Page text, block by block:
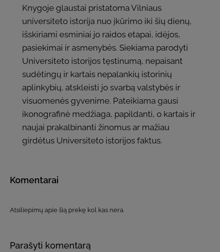
Knygoje glaustai pristatoma Vilniaus
universiteto istorija nuo įkūrimo iki šių dienų,
išskiriami esminiai jo raidos etapai, idėjos,
pasiekimai ir asmenybės. Siekiama parodyti
Universiteto istorijos tęstinumą, nepaisant
sudėtingų ir kartais nepalankių istorinių
aplinkybių, atskleisti jo svarbą valstybės ir
visuomenės gyvenime. Pateikiama gausi
ikonografinė medžiaga, papildanti, o kartais ir
naujai prakalbinanti žinomus ar mažiau
girdėtus Universiteto istorijos faktus.
Komentarai
Atsiliepimų apie šią prekę kol kas nėra.
Parašyti komentarą